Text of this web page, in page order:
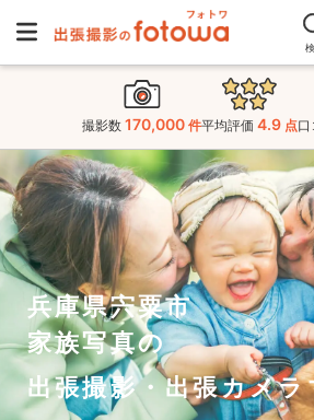
撮影数 170,000 件平均評価 4.9 点口
兵庫県宍粟市
家族写真の
出張撮影・出張カメ